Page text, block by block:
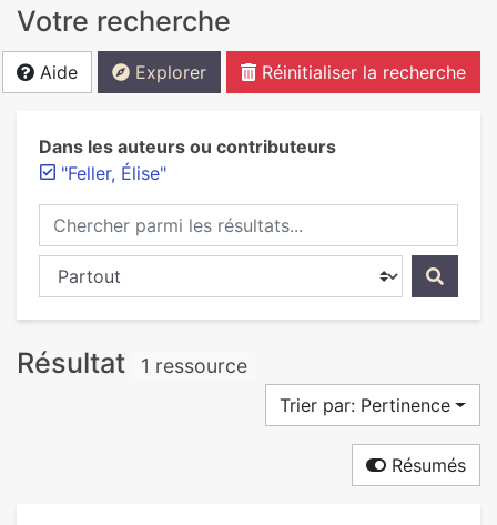
Votre recherche
Aide Explorer Réinitialiser la recherche
Dans les auteurs ou contributeurs
"Feller, Élise"
Chercher parmi les résultats...
Chercher dans...
Résultat 1 ressource
Trier par: Pertinence
Résumés